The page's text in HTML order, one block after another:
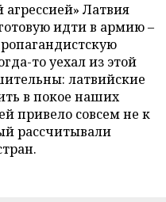
агрессией» Латвия
идти в армию –
то уехал из этой
латвийские
в покое наших
привело совсем не к
рассчитывали